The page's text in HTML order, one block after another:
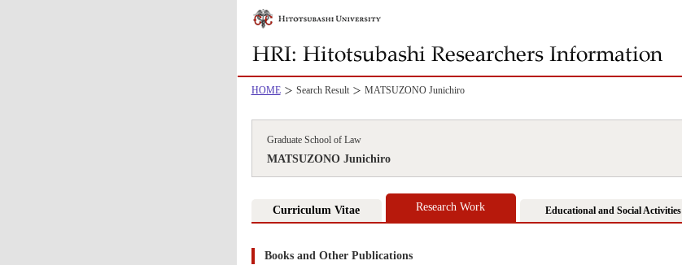
HOME Search Result MATSUZONO Junichiro
Graduate School of Law
MATSUZONO Junichiro
Curriculum Vitae Research Work Educational and Social Activities
Books and Other Publications